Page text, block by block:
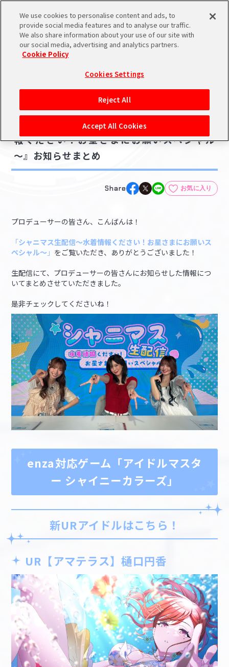
スケジュール 検索
バンダイナムコIDで
アイドルマスター ポータルへの登録について
シリアルコード・
あいことば
活動履歴
閲覧履歴・購入履歴
お気に入り
マイスケジュール
マイデスク設定変更 バンダイナムコID Link設定
ニュース
ゲーム
2025.07.07
【シャニマス】『シャニマス生配信～水着情
報ください！お星さまにお願いスペシャル
～』お知らせまとめ
Share お気に入り
プロデューサーの皆さん、こんばんは！
「シャニマス生配信～水着情報ください！お星さまにお願いス
ペシャル～ 」 をご覧いただき、ありがとうございました！
生配信にて、プロデューサーの皆さんにお知らせした情報につ
いてまとめさせていただきました。
是非チェックしてくださいね！
enza対応ゲーム「アイドルマスタ
ー シャイニーカラーズ」
新URアイドルはこちら！
UR【アマテラス】樋口円香
We use cookies to personalise content and ads, to
provide social media features and to analyse our traffic.
We also share information about your use of our site with
our social media, advertising and analytics partners.
Cookie Policy
Cookies Settings
Reject All
Accept All Cookies